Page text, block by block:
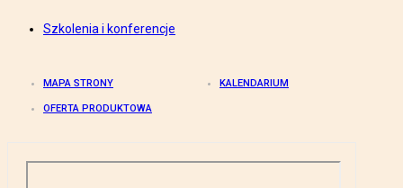
Szkolenia i konferencje
MAPA STRONY KALENDARIUM
OFERTA PRODUKTOWA